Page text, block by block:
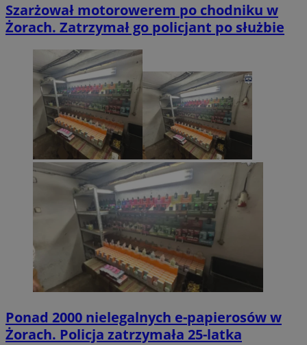
Szarżował motorowerem po chodniku w
Żorach. Zatrzymał go policjant po służbie
Ponad 2000 nielegalnych e-papierosów w
Żorach. Policja zatrzymała 25-latka